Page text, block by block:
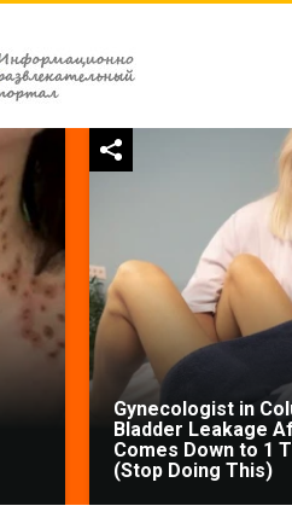
Gynecologist in
Bladder Leakage
Comes Down to 1
(Stop Doing This)